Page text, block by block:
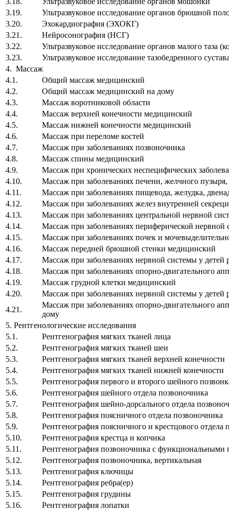
3.19.
Ультразвуковое исследование органов брюшной
3.20.
Эхокардиография (ЭХОКГ)
3.21.
Нейросонография (НСГ)
3.22.
Ультразвуковое исследование органов малого таза
3.23.
Ультразвуковое исследование тазобедренного
4. Массаж
4.1.
Общий массаж медицинский
4.2.
Общий массаж медицинский на дому
4.3.
Массаж воротниковой области
4.4.
Массаж верхней конечности медицинский
4.5.
Массаж нижней конечности медицинский
4.6.
Массаж при переломе костей
4.7.
Массаж при заболеваниях позвоночника
4.8.
Массаж спины медицинский
4.9.
Массаж при хронических неспецифических
4.10.
Массаж при заболеваниях печени, желчного
4.11.
Массаж при заболеваниях пищевода, желудка,
4.12.
Массаж при заболеваниях желез внутренней
4.13.
Массаж при заболеваниях центральной нервной
4.14.
Массаж при заболеваниях периферической нервной
4.15.
Массаж при заболеваниях почек и
4.16.
Массаж передней брюшной стенки медицинский
4.17.
Массаж при заболеваниях нервной системы у детей
4.18.
Массаж при заболеваниях опорно-двигательного
4.19.
Массаж грудной клетки медицинский
4.20.
Массаж при заболеваниях нервной системы у детей
4.21.
Массаж при заболеваниях опорно-двигательного
дому
5. Рентгенологические исследования
5.1.
Рентгенография мягких тканей лица
5.2.
Рентгенография мягких тканей шеи
5.3.
Рентгенография мягких тканей верхней
5.4.
Рентгенография мягких тканей нижней
5.5.
Рентгенография первого и второго шейного
5.6.
Рентгенография шейного отдела
5.7.
Рентгенография шейно-дорсального отдела
5.8.
Рентгенография поясничного отдела
5.9.
Рентгенография поясничного и крестцового
5.10.
Рентгенография крестца и копчика
5.11.
Рентгенография позвоночника с функциональными
5.12.
Рентгенография позвоночника, вертикальная
5.13.
Рентгенография ключицы
5.14.
Рентгенография ребра(ер)
5.15.
Рентгенография грудины
5.16.
Рентгенография лопатки